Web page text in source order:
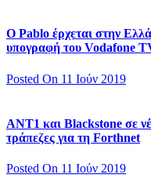
Ο Pablo έρχεται στην
υπογραφή του Vodafone
Posted On 11 Ιούν 2019
ΑΝΤ1 και Blackstone σε
τράπεζες για τη Forthnet
Posted On 11 Ιούν 2019